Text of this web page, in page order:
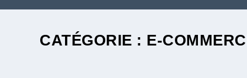
CATÉGORIE : E-